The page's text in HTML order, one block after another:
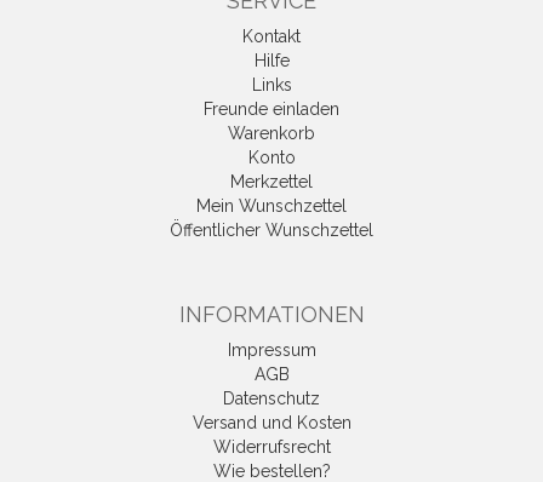
Kontakt
Hilfe
Links
Freunde einladen
Warenkorb
Konto
Merkzettel
Mein Wunschzettel
Öffentlicher Wunschzettel
INFORMATIONEN
Impressum
AGB
Datenschutz
Versand und Kosten
Widerrufsrecht
Wie bestellen?